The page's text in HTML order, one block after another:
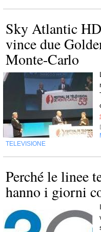
Sky Atlantic
vince due
Monte-Carlo
TELEVISIONE
Perché le linee
hanno i giorni